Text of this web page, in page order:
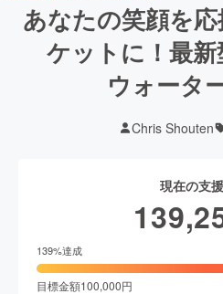
あなたの笑顔を
ケットに！最
ウォータ
Chris Shouten
現在の支
139%達成
目標金額100,000円